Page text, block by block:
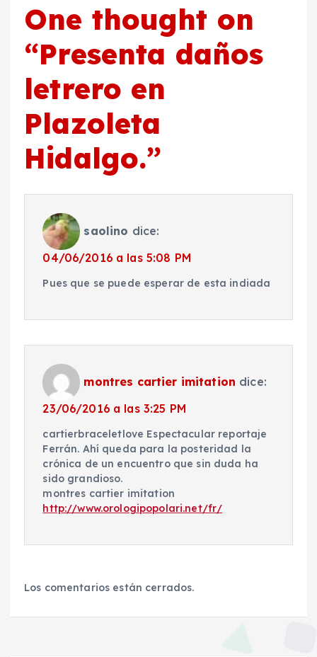
One thought on
“Presenta daños
letrero en
Plazoleta
Hidalgo.”
saolino dice:
04/06/2016 a las 5:08 PM
Pues que se puede esperar de esta indiada
montres cartier imitation dice:
23/06/2016 a las 3:25 PM
cartierbraceletlove Espectacular reportaje
Ferrán. Ahí queda para la posteridad la
crónica de un encuentro que sin duda ha
sido grandioso.
montres cartier imitation
http://www.orologipopolari.net/fr/
Los comentarios están cerrados.